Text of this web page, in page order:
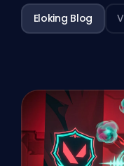
Eloking Blog